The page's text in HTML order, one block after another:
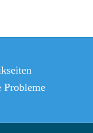
Probleme